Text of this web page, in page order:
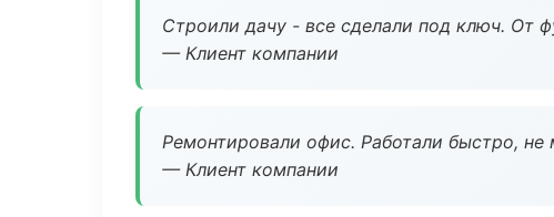
Строили дачу - все сделали под ключ. От
— Клиент компании
Ремонтировали офис. Работали быстро,
— Клиент компании